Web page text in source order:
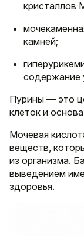
кристаллов
камней;
содержание
Пурины — это
клеток и
Мочевая
веществ,
из организма.
выведением
здоровья.